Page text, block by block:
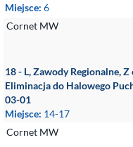
Miejsce: 6
Cornet MW
18 - L, Zawody Regionalne,
Eliminacja do Halowego
03-01
Miejsce: 14-17
Cornet MW